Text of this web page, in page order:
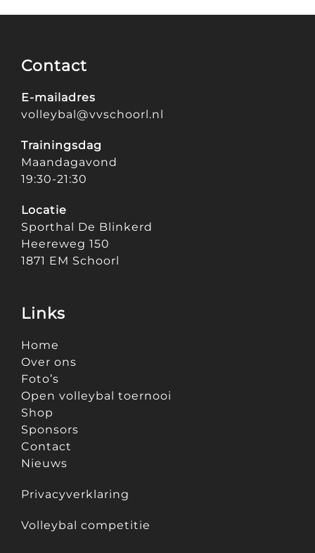
Contact
E-mailadres
volleybal@vvschoorl.nl
Trainingsdag
Maandagavond
19:30-21:30
Locatie
Sporthal De Blinkerd
Heereweg 150
1871 EM Schoorl
Links
Home
Over ons
Foto’s
Open volleybal toernooi
Shop
Sponsors
Contact
Nieuws
Privacyverklaring
Volleybal competitie